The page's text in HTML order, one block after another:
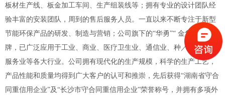
板材生产线、板金加工车间、生产组装线等；拥有专业的设计团队经
验丰富的安装团队，周到的售后服务人员。一直以来不断专注于新型
节能环保产品的研发、制造与营销；公司旗下的“华勇”“ 金华勇”品
牌，已广泛应用于工业、商业、医疗卫生业、通信业、种／养殖业、
服务业等各大行业。公司拥有现代化的生产规模，科学的生产工艺，
产品性能和质量均得到广大客户的认可和推崇，先后获得“湖南省守合
同重信用企业”及“长沙市守合同重信用企业”荣誉称号，并拥有多项外